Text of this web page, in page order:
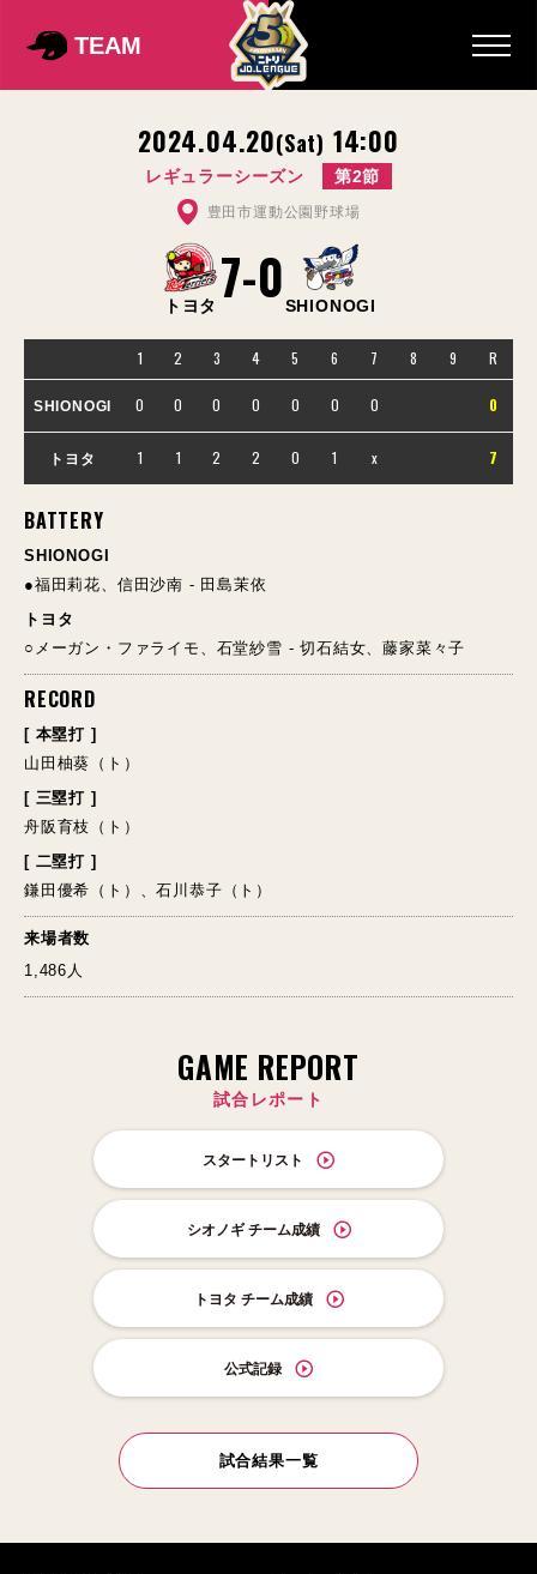
TEAM
2024.04.20(Sat) 14:00
レギュラーシーズン 第2節
豊田市運動公園野球場
トヨタ 7-0SHIONOGI
1 2 3 4 5 6 7 8 9 R
SHIONOGI 0 0 0 0 0 0 0 0
トヨタ 1 1 2 2 0 1 x 7
BATTERY
SHIONOGI
●福田莉花、信田沙南 - 田島茉依
トヨタ
○メーガン・ファライモ、石堂紗雪 - 切石結女、藤家菜々子
RECORD
[ 本塁打 ]
山田柚葵（ト）
[ 三塁打 ]
舟阪育枝（ト）
[ 二塁打 ]
鎌田優希（ト）、石川恭子（ト）
来場者数
1,486人
GAME REPORT
試合レポート
スタートリスト
シオノギ チーム成績
トヨタ チーム成績
公式記録
試合結果一覧